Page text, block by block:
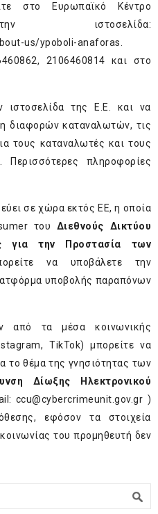
στο Ευρωπαϊκό Κέντρο
ιστοσελίδα:
us/ypoboli-anaforas.
2106460814 και στο
ιστοσελίδα της Ε.Ε. και να
διαφορών καταναλωτών, τις
τους καταναλωτές και τους
πληροφορίες
σε χώρα εκτός ΕΕ, η οποία
του Διεθνούς Δικτύου
για την Προστασία των
να υποβάλετε την
υποβολής παραπόνων
από τα μέσα κοινωνικής
TikTok) μπορείτε να
το θέμα της γνησιότητας των
Δίωξης Ηλεκτρονικού
ccu@cybercrimeunit.gov.gr )
εφόσον τα στοιχεία
του προμηθευτή δεν